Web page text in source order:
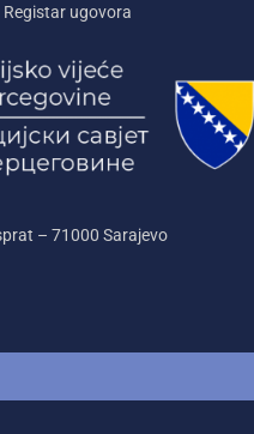
Registar ugovora
– 71000‌ Sarajevo